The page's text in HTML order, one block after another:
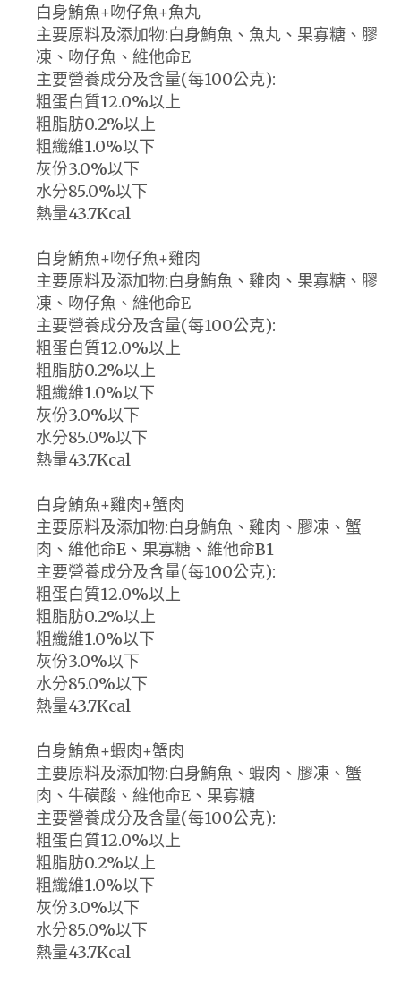
白身鮪魚+吻仔魚+魚丸
主要原料及添加物:白身鮪魚、魚丸、果寡糖、膠
凍、吻仔魚、維他命E
主要營養成分及含量(每100公克):
粗蛋白質12.0%以上
粗脂肪0.2%以上
粗纖維1.0%以下
灰份3.0%以下
水分85.0%以下
熱量43.7Kcal
白身鮪魚+吻仔魚+雞肉
主要原料及添加物:白身鮪魚、雞肉、果寡糖、膠
凍、吻仔魚、維他命E
主要營養成分及含量(每100公克):
粗蛋白質12.0%以上
粗脂肪0.2%以上
粗纖維1.0%以下
灰份3.0%以下
水分85.0%以下
熱量43.7Kcal
白身鮪魚+雞肉+蟹肉
主要原料及添加物:白身鮪魚、雞肉、膠凍、蟹
肉、維他命E、果寡糖、維他命B1
主要營養成分及含量(每100公克):
粗蛋白質12.0%以上
粗脂肪0.2%以上
粗纖維1.0%以下
灰份3.0%以下
水分85.0%以下
熱量43.7Kcal
白身鮪魚+蝦肉+蟹肉
主要原料及添加物:白身鮪魚、蝦肉、膠凍、蟹
肉、牛磺酸、維他命E、果寡糖
主要營養成分及含量(每100公克):
粗蛋白質12.0%以上
粗脂肪0.2%以上
粗纖維1.0%以下
灰份3.0%以下
水分85.0%以下
熱量43.7Kcal